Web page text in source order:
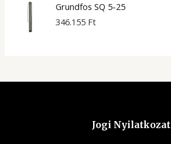
Grundfos SQ 5-25
346.155 Ft
Jogi Nyilatkozat